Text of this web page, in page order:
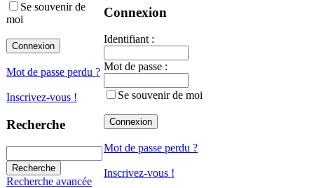
Se souvenir de
moi
Mot de passe perdu ?
Inscrivez-vous !
Recherche
Recherche avancée
Connexion
Identifiant :
Mot de passe :
Se souvenir de moi
Mot de passe perdu ?
Inscrivez-vous !